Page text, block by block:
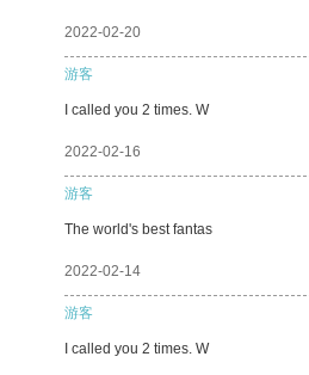
2022-02-20
游客
I called you 2 times. W
2022-02-16
游客
The world's best fantas
2022-02-14
游客
I called you 2 times. W